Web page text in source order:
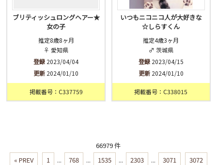
ブリティッシュロングヘアー★
女の子
推定8歳8ヶ月
♀ 愛知県
登録 2023/04/04
更新 2024/01/10
掲載番号：C337759
いつもニコニコ人が大好きな
☆しらすくん
推定4歳3ヶ月
♂ 茨城県
登録2023/04/15
更新2024/01/10
掲載番号：C338015
66979 件
« PREV
1 ... 768 ... 1535 ... 2303 ... 3071 3072